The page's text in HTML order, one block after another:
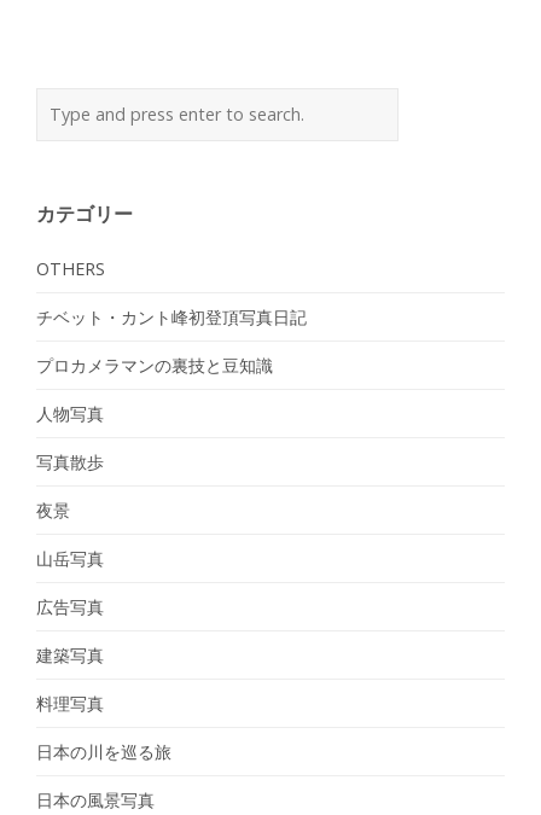
カテゴリー
OTHERS
チベット・カント峰初登頂写真日記
プロカメラマンの裏技と豆知識
人物写真
写真散歩
夜景
山岳写真
広告写真
建築写真
料理写真
日本の川を巡る旅
日本の風景写真